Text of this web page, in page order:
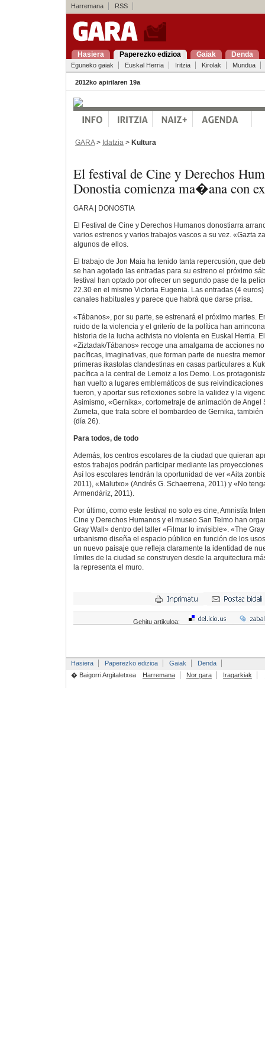
Harremana RSS
Hasiera Paperezko edizioa Gaiak Denda
Eguneko gaiak Euskal Herria Iritzia Kirolak Mundua
2012ko apirilaren 19a
GARA> Idatzia > Kultura
El festival de Cine y Derechos
Donostia comienza ma�ana con
GARA | DONOSTIA
El Festival de Cine y Derechos Humanos donostiarra
varios estrenos y varios trabajos vascos a su vez. «Gazta
algunos de ellos.
El trabajo de Jon Maia ha tenido tanta repercusión, que
se han agotado las entradas para su estreno el próximo
festival han optado por ofrecer un segundo pase de la
22.30 en el mismo Victoria Eugenia. Las entradas (4
canales habituales y parece que habrá que darse prisa.
«Tábanos», por su parte, se estrenará el próximo martes.
ruido de la violencia y el griterío de la política han
historia de la lucha activista no violenta en Euskal Herria.
«Ziztadak/Tábanos» recoge una amalgama de acciones
pacíficas, imaginativas, que forman parte de nuestra
primeras ikastolas clandestinas en casas particulares a
pacífica a la central de Lemoiz a los Demo. Los
han vuelto a lugares emblemáticos de sus
fueron, y aportar sus reflexiones sobre la validez y la
Asimismo, «Gernika», cortometraje de animación de Angel
Zumeta, que trata sobre el bombardeo de Gernika,
(día 26).
Para todos, de todo
Además, los centros escolares de la ciudad que quieran
estos trabajos podrán participar mediante las
Así los escolares tendrán la oportunidad de ver «Aita
2011), «Malutxo» (Andrés G. Schaerrena, 2011) y «No
Armendáriz, 2011).
Por último, como este festival no solo es cine, Amnistía
Cine y Derechos Humanos y el museo San Telmo han
Gray Wall» dentro del taller «Filmar lo invisible». «The
urbanismo diseña el espacio público en función de los
un nuevo paisaje que refleja claramente la identidad de
límites de la ciudad se construyen desde la arquitectura
la representa el muro.
Gehitu artikuloa:
Hasiera Paperezko edizioa Gaiak
Denda
� Baigorri Argitaletxea
Harremana Nor gara Iragarkiak